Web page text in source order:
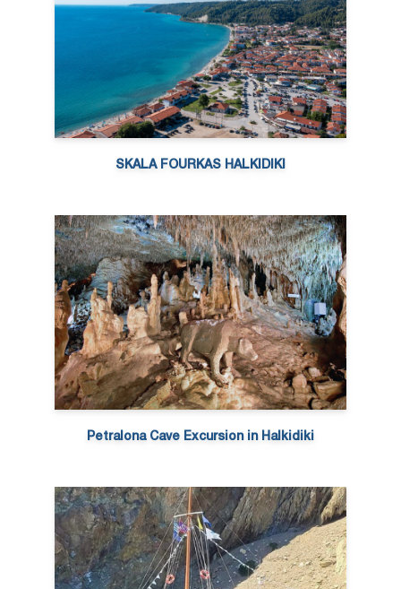
SKALA FOURKAS HALKIDIKI
Petralona Cave Excursion in Halkidiki